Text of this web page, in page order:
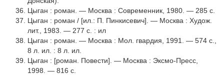
Цыган : роман. — Москва : Современник, 1980. — 285 с.
Цыган : роман / [ил.: П. Пинкисевич]. — Москва : Худож.
лит., 1983. — 277 с. : ил
Цыган : роман. — Москва : Мол. гваpдия, 1991. — 574 с.,
8 л. ил. : 8 л. ил.
Цыган : [роман. Повести]. — Москва : Эксмо-Пресс,
1998. — 816 с.